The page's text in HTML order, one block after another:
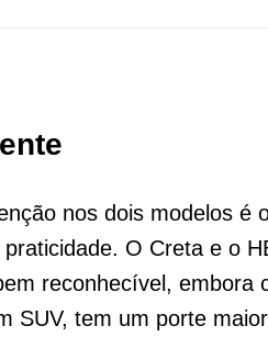
nos dois modelos é
O Creta e o
reconhecível, embora
SUV, tem um porte